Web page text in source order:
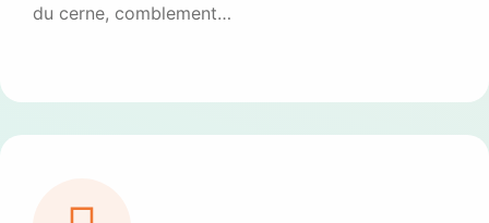
du cerne, comblement…